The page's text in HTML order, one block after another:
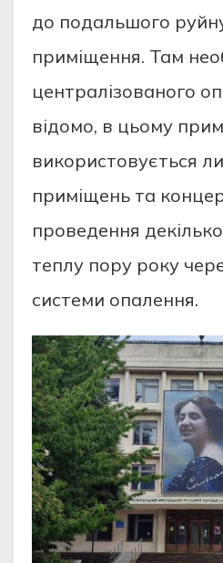
до подальшого
приміщення. Там
централізованого
відомо, в цьому
використовується
приміщень та
проведення
теплу пору року
системи опалення.